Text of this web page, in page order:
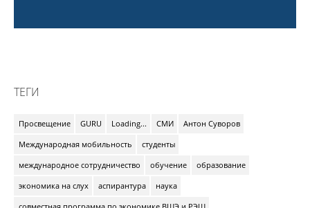
ТЕГИ
Просвещение GURU Loading... СМИ
Антон Суворов
Международная мобильность
студенты
международное сотрудничество
обучение
образование
экономика на слух
аспирантура
наука